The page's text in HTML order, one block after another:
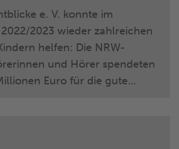
e. V. konnte im
2023 wieder zahlreichen
helfen: Die NRW-
und Hörer spendeten
Euro für die gute